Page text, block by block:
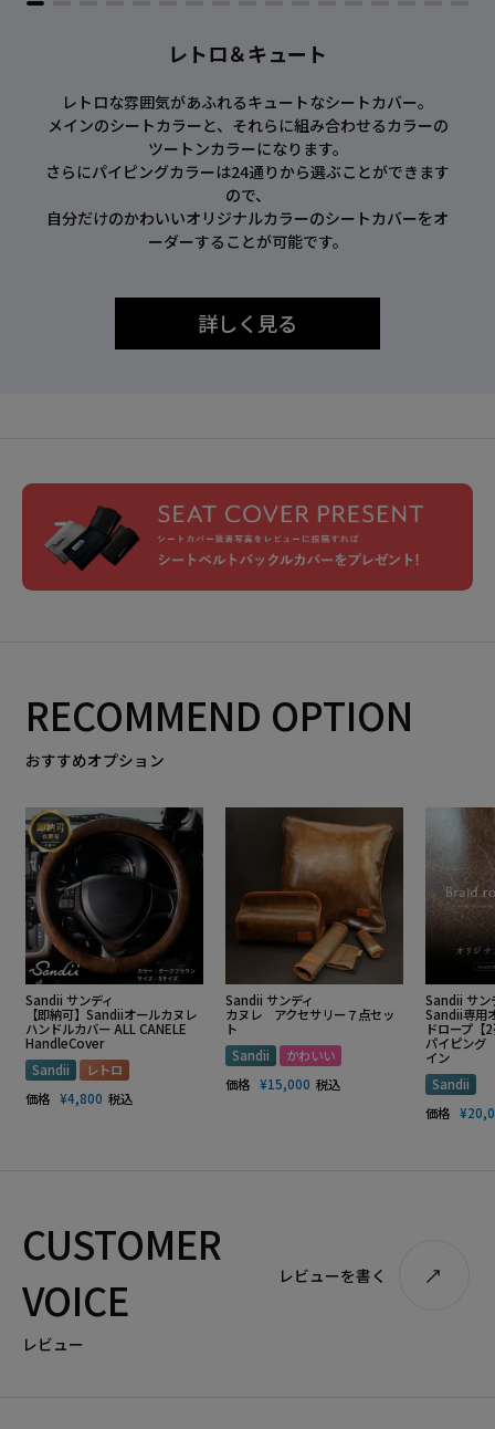
レトロ＆キュート
レトロな雰囲気があふれるキュートなシートカバー。
メインのシートカラーと、それらに組み合わせるカラーの
ツートンカラーになります。
さらにパイピングカラーは24通りから選ぶことができます
ので、
自分だけのかわいいオリジナルカラーのシートカバーをオ
ーダーすることが可能です。
詳しく見る
RECOMMEND OPTION
おすすめオプション
Sandii サンディ
【即納可】Sandiiオールカヌレ
ハンドルカバー ALL CANELE
HandleCover
Sandii
レトロ
価格 ¥4,800 税込
Sandii サンディ
カヌレ アクセサリー７点セッ
ト
Sandii
かわいい
価格 ¥15,000 税込
Sandii サン
Sandii専用
ドロープ
パイピング
イン
Sandii
価格 ¥
CUSTOMER
VOICE
レビュー
レビューを書く